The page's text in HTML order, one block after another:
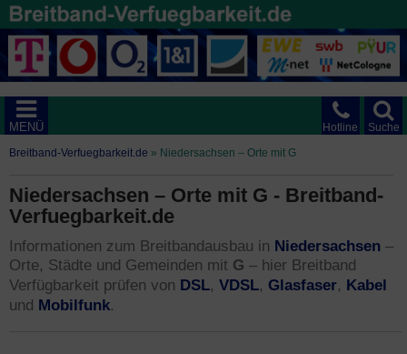
Suche
Hotline
MENÜ
Breitband-Verfuegbarkeit.de » Niedersachsen – Orte mit G
Niedersachsen – Orte mit G - Breitband-
Verfuegbarkeit.de
Informationen zum Breitbandausbau in Niedersachsen –
Orte, Städte und Gemeinden mit G – hier Breitband
Verfügbarkeit prüfen von DSL, VDSL, Glasfaser, Kabel
und Mobilfunk.